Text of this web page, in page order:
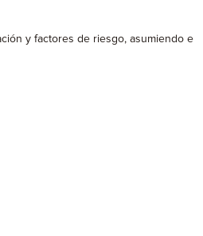
y factores de riesgo, asumiendo e